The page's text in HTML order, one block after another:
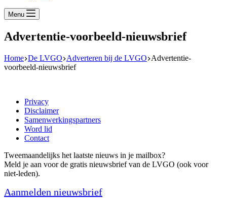
Menu
Advertentie-voorbeeld-nieuwsbrief
Home De LVGO Adverteren bij de LVGO Advertentie-
voorbeeld-nieuwsbrief
Privacy
Disclaimer
Samenwerkingspartners
Word lid
Contact
Tweemaandelijks het laatste nieuws in je mailbox?
Meld je aan voor de gratis nieuwsbrief van de LVGO (ook voor
niet-leden).
Aanmelden nieuwsbrief